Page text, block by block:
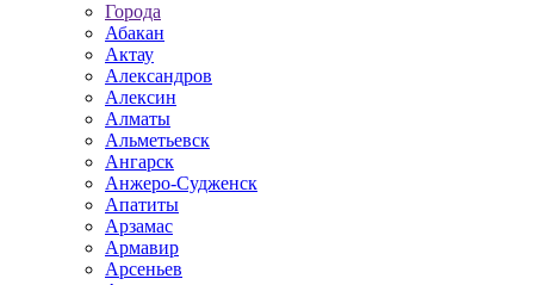
Города
Абакан
Актау
Александров
Алексин
Алматы
Альметьевск
Ангарск
Анжеро-Судженск
Апатиты
Арзамас
Армавир
Арсеньев